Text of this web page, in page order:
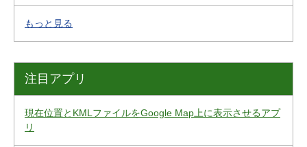
もっと見る
注目アプリ
現在位置とKMLファイルをGoogle Map上に表示させるアプ
リ